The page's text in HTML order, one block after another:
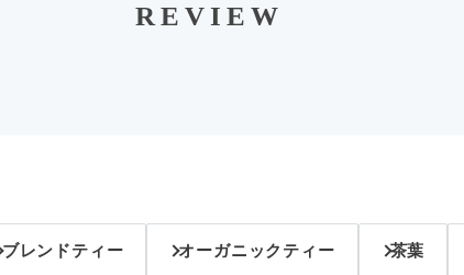
REVIEW
ブレンドティー オーガニックティー 茶葉